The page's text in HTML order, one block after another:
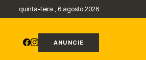
quinta-feira , 6 agosto 2026
ANUNCIE